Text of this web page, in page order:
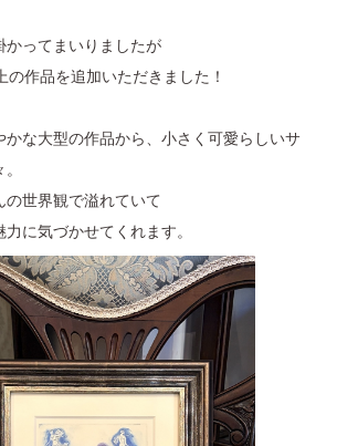
かってまいりましたが
作品を追加いただきました！
かな大型の作品から、小さく可愛らしいサ
の世界観で溢れていて
に気づかせてくれます。